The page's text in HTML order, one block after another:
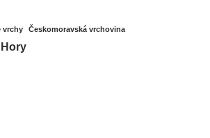
vrchy Českomoravská vrchovina